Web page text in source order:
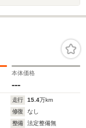
本体価格
---
走行 15.4万km
修復
なし
整備
法定整備無